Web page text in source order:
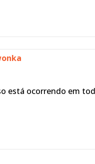
está ocorrendo em